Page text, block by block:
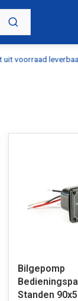
voorraad leverbaar
Bilgepomp
Standen